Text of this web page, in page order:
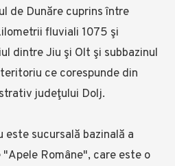
de Dunăre cuprins între
fluviali 1075 şi
dintre Jiu şi Olt şi subbazinul
ce corespunde din
judeţului Dolj.
sucursală bazinală a
Române", care este o